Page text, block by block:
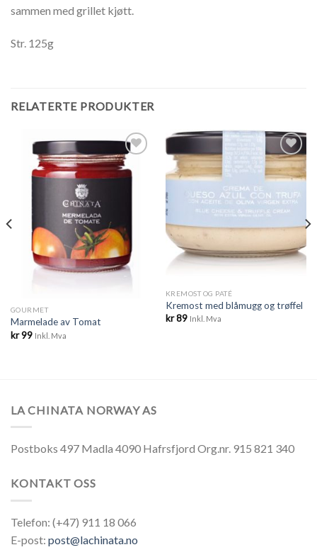
sammen med grillet kjøtt.
Str. 125g
RELATERTE PRODUKTER
Legg til
ønskeliste
GOURMET
Marmelade av Tomat
kr99 Inkl. Mva
Legg til
ønskeliste
KREMOST OG PATÉ
Kremost med blåmugg og trøffel
kr89 Inkl. Mva
LA CHINATA NORWAY AS
Postboks 497 Madla 4090 Hafrsfjord Org.nr. 915 821 340
KONTAKT OSS
Telefon: (+47) 911 18 066
E-post: post@lachinata.no